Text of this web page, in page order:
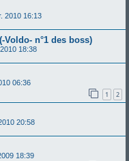
2010 16:13
Voldo- n°1 des boss)
18:38
06:36
1 2
20:58
18:39